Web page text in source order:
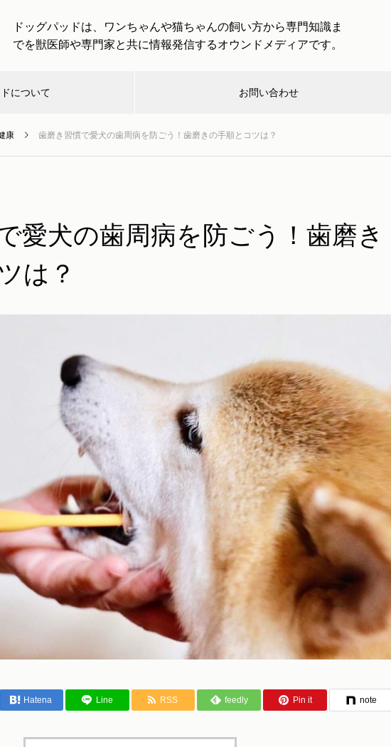
ドッグパッドは、ワンちゃんや猫ちゃんの飼い方から専門知識ま
でを獣医師や専門家と共に情報発信するオウンドメディアです。
について お問い合わせ
チャン ワンちゃんハン 介護・ 健 取 取材企業・
場所でも安心！ストレ
全ガイド
行を楽しめる！
かける際に必要なアイ
お出かけで気になるこ
康 歯磨き習慣で愛犬の歯周病を防ごう！歯磨きの手順とコツは？
愛犬の歯周病を防ごう！歯磨き
は？
Hatena Line RSS feedly Pin it note